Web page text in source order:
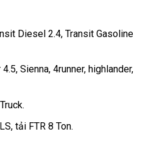
Diesel 2.4, Transit Gasoline
Sienna, 4runner, highlander,
tải FTR 8 Ton.